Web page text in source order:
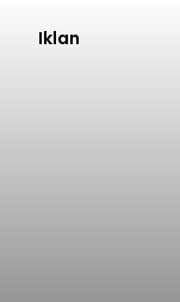
Iklan